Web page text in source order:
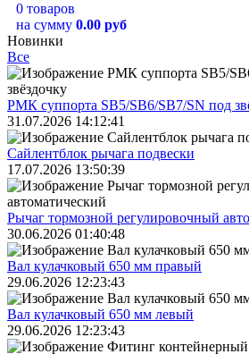
0 товаров
на сумму 0.00 руб
Новинки
Все
РМК суппорта SB5/SB6/SB7/SN под
31.07.2026 14:12:41
Сайлентблок рычага подвески
17.07.2026 13:50:39
Рычаг тормозной регулировочный
30.06.2026 01:40:48
Вал кулачковый 650 мм правый
29.06.2026 12:23:43
Вал кулачковый 650 мм левый
29.06.2026 12:23:43